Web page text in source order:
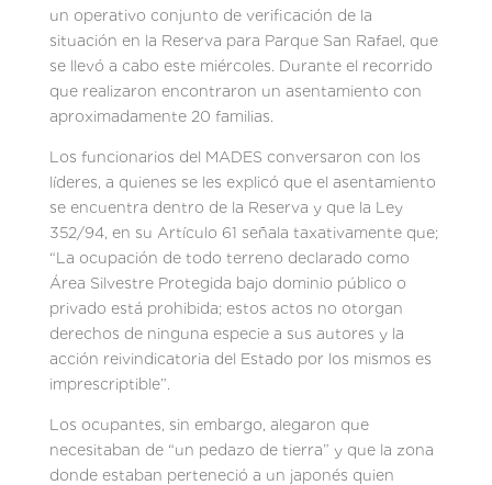
un operativo conjunto de verificación de la
situación en la Reserva para Parque San Rafael, que
se llevó a cabo este miércoles. Durante el recorrido
que realizaron encontraron un asentamiento con
aproximadamente 20 familias.
Los funcionarios del MADES conversaron con los
líderes, a quienes se les explicó que el asentamiento
se encuentra dentro de la Reserva y que la Ley
352/94, en su Artículo 61 señala taxativamente que;
“La ocupación de todo terreno declarado como
Área Silvestre Protegida bajo dominio público o
privado está prohibida; estos actos no otorgan
derechos de ninguna especie a sus autores y la
acción reivindicatoria del Estado por los mismos es
imprescriptible”.
Los ocupantes, sin embargo, alegaron que
necesitaban de “un pedazo de tierra” y que la zona
donde estaban perteneció a un japonés quien